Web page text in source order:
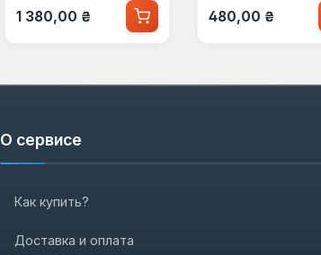
Обычная цена:
1 380,00 ₴ Обычная цена:
480,00 ₴
О сервисе
Как купить?
Доставка и оплата